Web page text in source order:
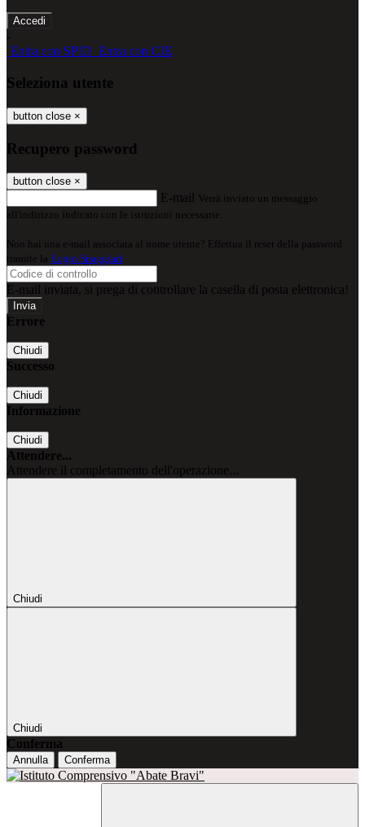
-
Entra con SPID Entra con CIE
Seleziona utente
button close ×
Recupero password
button close ×
E-mail Verrà inviato un messaggio
all'indirizzo indicato con le istruzioni necessarie.
Non hai una e-mail associata al nome utente? Effettua il reset della password
tramite la Login Spaggiari
E-mail inviata, si prega di controllare la casella di posta elettronica!
Errore
Chiudi
Successo
Chiudi
Informazione
Chiudi
Attendere...
Attendere il completamento dell'operazione...
Chiudi
Chiudi
Conferma
Annulla Conferma